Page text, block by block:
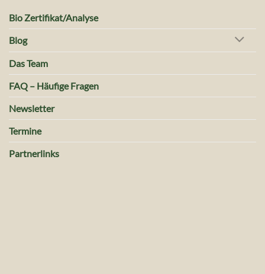
Bio Zertifikat/Analyse
Blog
Das Team
FAQ – Häufige Fragen
Newsletter
Termine
Partnerlinks